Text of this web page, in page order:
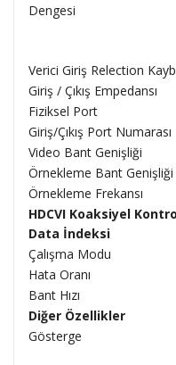
Dengesi
Verici Giriş Relection
Giriş / Çıkış Empedansı
Fiziksel Port
Giriş/Çıkış Port Numarası
Video Bant Genişliği
Örnekleme Bant Genişliği
Örnekleme Frekansı
HDCVI Koaksiyel
Data İndeksi
Çalışma Modu
Hata Oranı
Bant Hızı
Diğer Özellikler
Gösterge